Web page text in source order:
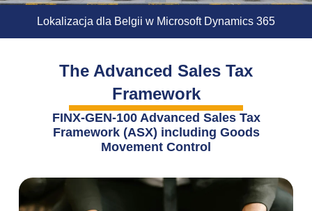
Lokalizacja dla Belgii w Microsoft Dynamics 365
The Advanced Sales Tax
Framework
FINX-GEN-100 Advanced Sales Tax
Framework (ASX) including Goods
Movement Control